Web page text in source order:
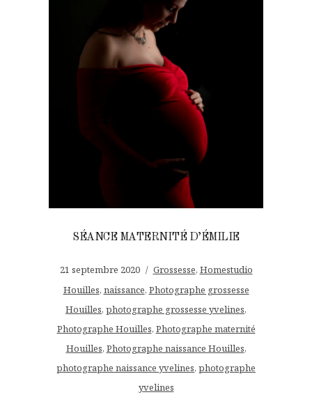
SÉANCE MATERNITÉ D’ÉMILIE
21 septembre 2020 Grossesse, Homestudio
Houilles, naissance, Photographe grossesse
Houilles, photographe grossesse yvelines,
Photographe Houilles, Photographe maternité
Houilles, Photographe naissance Houilles,
photographe naissance yvelines, photographe
yvelines